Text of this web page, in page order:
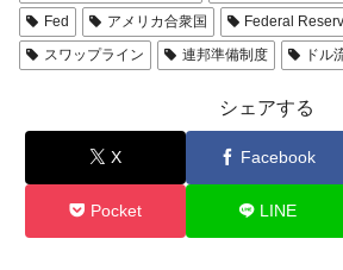
Fed
アメリカ合衆国
Federal
スワップライン
連邦準備制度 ドル
シェアする
X Facebook
Pocket LINE